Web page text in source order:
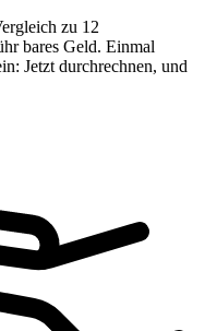
zu 12
bares Geld. Einmal
Jetzt durchrechnen, und